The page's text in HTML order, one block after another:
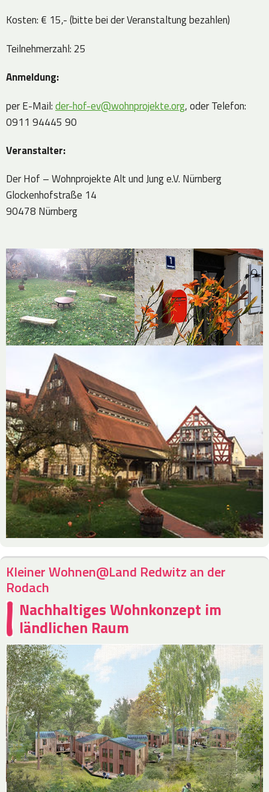
Kosten: € 15,- (bitte bei der Veranstaltung bezahlen)
Teilnehmerzahl: 25
Anmeldung:
per E-Mail:der-hof-ev@wohnprojekte.org, oder Telefon:
0911 94445 90
Veranstalter:
Der Hof – Wohnprojekte Alt und Jung e.V. Nürnberg
Glockenhofstraße 14
90478 Nürnberg
Kleiner Wohnen@Land Redwitz an der
Rodach
Nachhaltiges Wohnkonzept im
ländlichen Raum